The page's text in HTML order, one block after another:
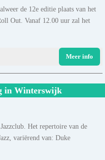
de 12e editie plaats van het
Out. Vanaf 12.00 uur zal het
Meer info
in Winterswijk
Het repertoire van de
variërend van: Duke